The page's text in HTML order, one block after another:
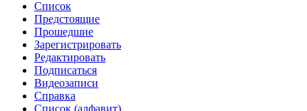
Список
Предстоящие
Прошедшие
Зарегистрировать
Редактировать
Подписаться
Видеозаписи
Справка
Список (алфавит)